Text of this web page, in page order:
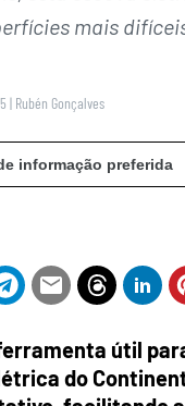
mais
| Rubén Gonçalves
informação preferida
útil
do